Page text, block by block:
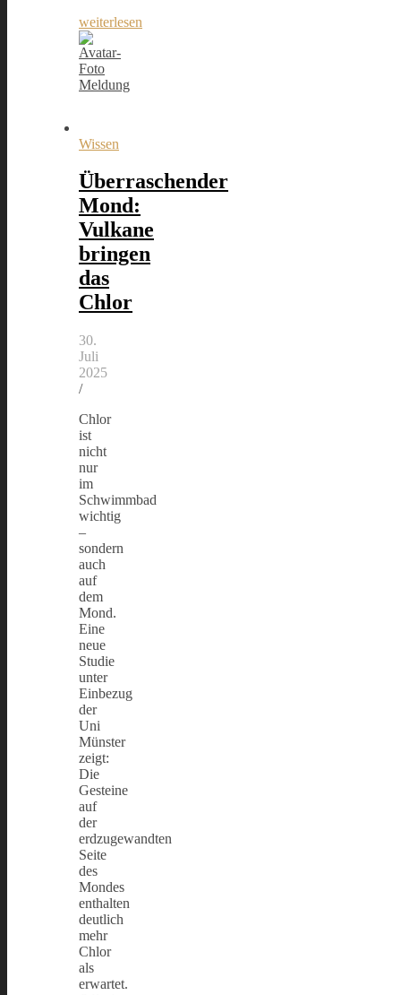
weiterlesen
Meldung
Wissen
Überraschender
Mond:
Vulkane
bringen
das
Chlor
30.
Juli
2025
/
Chlor
ist
nicht
nur
im
Schwimmbad
wichtig
–
sondern
auch
auf
dem
Mond.
Eine
neue
Studie
unter
Einbezug
der
Uni
Münster
zeigt:
Die
Gesteine
auf
der
erdzugewandten
Seite
des
Mondes
enthalten
deutlich
mehr
Chlor
als
erwartet.